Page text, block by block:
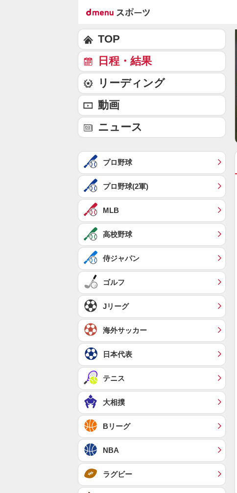
TOP
日程・結果
リーディング
動画
ニュース
プロ野球
プロ野球(2軍)
MLB
高校野球
侍ジャパン
ゴルフ
Jリーグ
海外サッカー
日本代表
テニス
大相撲
Bリーグ
NBA
ラグビー